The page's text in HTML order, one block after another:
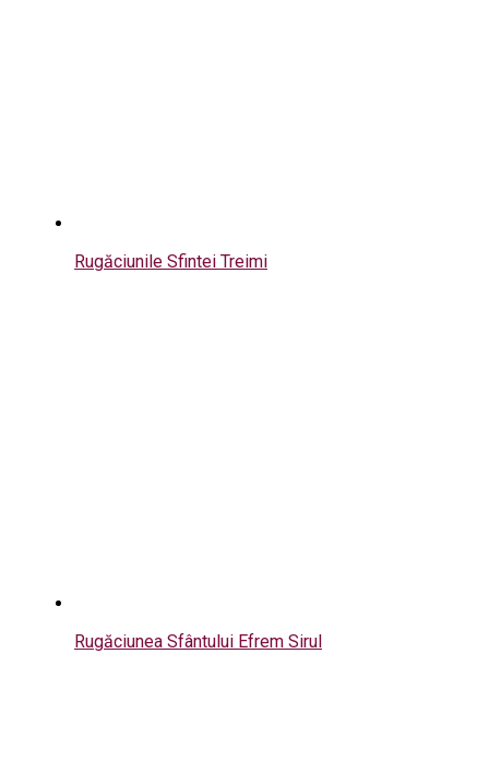
Rugăciunile Sfintei Treimi
Rugăciunea Sfântului Efrem Sirul